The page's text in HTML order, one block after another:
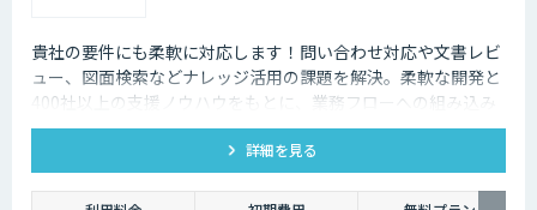
・気軽に問い合わせできる
問い合わせの窓口が電話やメールのみの場合、問い合わせというアクショ
その点、チャットボットであれば普段の友人とのチャットと同じ感覚で質
問することができます。また、「相手がロボット」という認識があるた
貴社の要件にも柔軟に対応します！問い合わせ対応や文書レビ
ュー、図面検索などナレッジ活用の課題を解決。柔軟な開発と
400社以上の支援ノウハウをもとに、業務フローへの組み込み
からセキュアな環境構築まで対応します。
詳細を見る